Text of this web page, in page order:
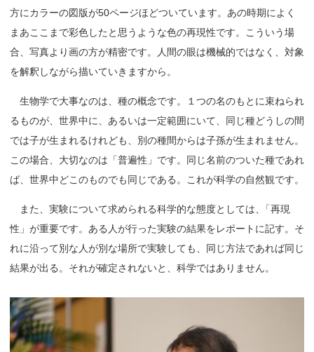
方にカラーの図版が50ページほどついています。あの時期によく
まあここまで彩色したと思うような色の再現性です。こういう場
合、写真より画の方が精密です。人間の眼は機械的ではなく、対象
を解釈しながら描いていきますから。
生物学で大事なのは、種の概念です。１つの名のもとに束ねられ
るものが、世界中に、あるいは一定範囲にいて、同じ種どうしの間
では子が生まれるけれども、別の種間からは子孫が生まれません。
この場合、大切なのは「普遍性」です。同じ名前のついた種であれ
ば、世界中どこのものでも同じである。これが科学の自然観です。
また、実験について求められる科学的な態度としては
「再現
性」が重要です。ある人が行った実験の結果をレポートに記す。そ
れに沿って別な人が別な場所で実験しても、同じ方法であれば同じ
結果が出る。それが確定されないと、科学ではありません。